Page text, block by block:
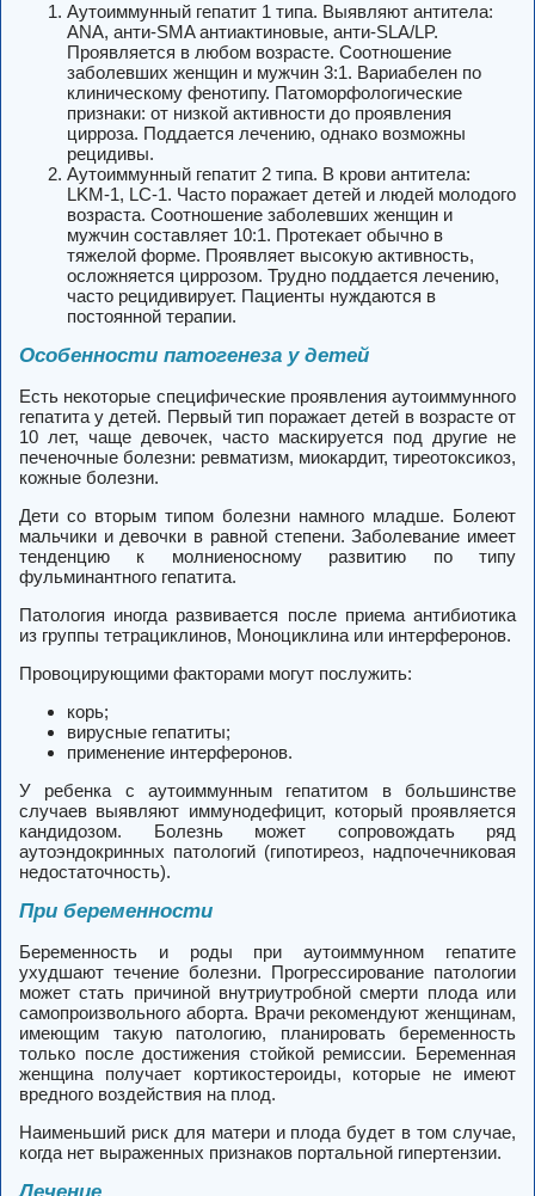
Аутоиммунный гепатит 1 типа. Выявляют антитела:
ANA, анти-SMA антиактиновые, анти-SLA/LP.
Проявляется в любом возрасте. Соотношение
заболевших женщин и мужчин 3:1. Вариабелен по
клиническому фенотипу. Патоморфологические
признаки: от низкой активности до проявления
цирроза. Поддается лечению, однако возможны
рецидивы.
Аутоиммунный гепатит 2 типа. В крови антитела:
LKM-1, LC-1. Часто поражает детей и людей молодого
возраста. Соотношение заболевших женщин и
мужчин составляет 10:1. Протекает обычно в
тяжелой форме. Проявляет высокую активность,
осложняется циррозом. Трудно поддается лечению,
часто рецидивирует. Пациенты нуждаются в
постоянной терапии.
Особенности патогенеза у детей
Есть некоторые специфические проявления аутоиммунного
гепатита у детей. Первый тип поражает детей в возрасте от
10 лет, чаще девочек, часто маскируется под другие не
печеночные болезни: ревматизм, миокардит, тиреотоксикоз,
кожные болезни.
Дети со вторым типом болезни намного младше. Болеют
мальчики и девочки в равной степени. Заболевание имеет
тенденцию к молниеносному развитию по типу
фульминантного гепатита.
Патология иногда развивается после приема антибиотика
из группы тетрациклинов, Моноциклина или интерферонов.
Провоцирующими факторами могут послужить:
корь;
вирусные гепатиты;
применение интерферонов.
У ребенка с аутоиммунным гепатитом в большинстве
случаев выявляют иммунодефицит, который проявляется
кандидозом. Болезнь может сопровождать ряд
аутоэндокринных патологий (гипотиреоз, надпочечниковая
недостаточность).
При беременности
Беременность и роды при аутоиммунном гепатите
ухудшают течение болезни. Прогрессирование патологии
может стать причиной внутриутробной смерти плода или
самопроизвольного аборта. Врачи рекомендуют женщинам,
имеющим такую патологию, планировать беременность
только после достижения стойкой ремиссии. Беременная
женщина получает кортикостероиды, которые не имеют
вредного воздействия на плод.
Наименьший риск для матери и плода будет в том случае,
когда нет выраженных признаков портальной гипертензии.